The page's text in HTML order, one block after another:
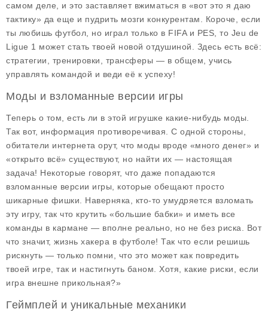
самом деле, и это заставляет вжиматься в «вот это я даю
тактику» да еще и пудрить мозги конкурентам. Короче, если
ты любишь футбол, но играл только в FIFA и PES, то Jeu de
Ligue 1 может стать твоей новой отдушиной. Здесь есть всё:
стратегии, тренировки, трансферы — в общем, учись
управлять командой и веди её к успеху!
Моды и взломанные версии игры
Теперь о том, есть ли в этой игрушке какие-нибудь моды
Так вот, информация противоречивая. С одной стороны,
обитатели интернета орут, что моды вроде «много денег» и
«открыто всё» существуют, но найти их — настоящая
задача! Некоторые говорят, что даже попадаются
взломанные версии игры, которые обещают просто
шикарные фишки. Наверняка, кто-то умудряется взломать
эту игру, так что крутить «большие бабки» и иметь все
команды в кармане — вполне реально, но не без риска. Вот
что значит, жизнь хакера в футболе! Так что если решишь
рискнуть — только помни, что это может как повредить
твоей игре, так и настигнуть баном. Хотя, какие риски, если
игра внешне прикольная?»
Геймплей и уникальные механики